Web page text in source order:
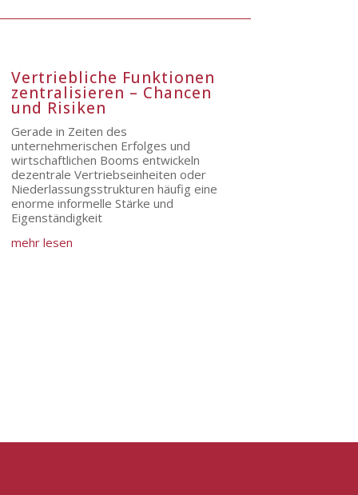
Vertriebliche Funktionen
zentralisieren – Chancen
und Risiken
Gerade in Zeiten des
unternehmerischen Erfolges und
wirtschaftlichen Booms entwickeln
dezentrale Vertriebseinheiten oder
Niederlassungsstrukturen häufig eine
enorme informelle Stärke und
Eigenständigkeit
mehr lesen